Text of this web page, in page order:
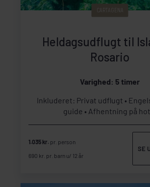
CARTAGENA
Heldagsudflugt til
Rosario
Varighed: 5 timer
Inkluderet: Privat udflugt
guide
Afhentning på
1.035 kr. pr. person
690 kr. pr. barn u/ 12 år
SE